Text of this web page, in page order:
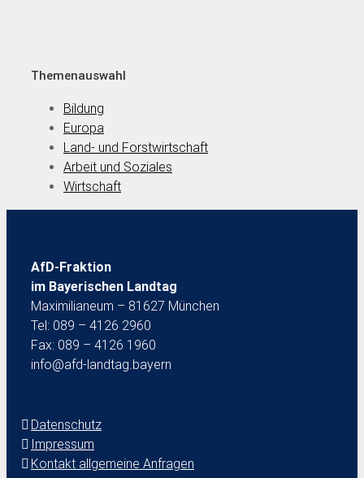
Themenauswahl
Bildung
Europa
Land- und Forstwirtschaft
Arbeit und Soziales
Wirtschaft
AfD-Fraktion
im Bayerischen Landtag
Maximilianeum – 81627 München
Tel: 089 – 4126 2960
Fax: 089 – 4126 1960
info@afd-landtag.bayern
Datenschutz
Impressum
Kontakt allgemeine Anfragen